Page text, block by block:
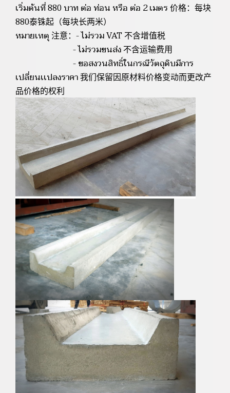
เริ่มต้นที่ 880 บาท ต่อ ท่อน หรือ ต่อ 2 เมตร 价格：每块
880泰铢起（每块长两米）
หมายเหตุ 注意：- ไม่รวม VAT 不含增值税
- ไม่รวมขนส่ง 不含运输费用
- ขอสงวนสิทธิ์ในกรณีวัตถุดิบมีการ
เปลี่ยนเเปลงราคา 我们保留因原材料价格变动而更改产
品价格的权利